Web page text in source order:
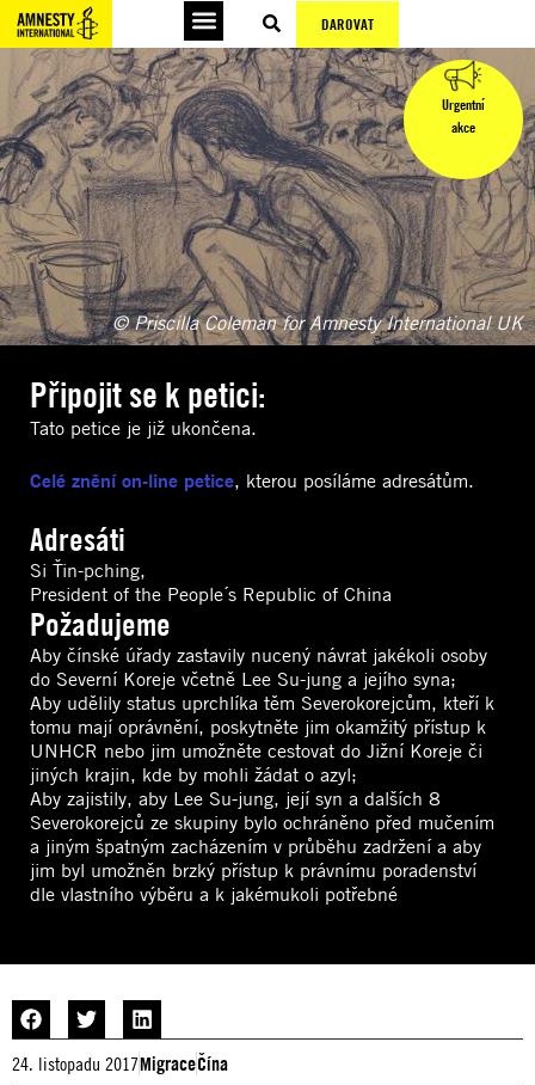
DAROVAT
Urgentní
akce
© Priscilla Coleman for Amnesty International UK
24. listopadu 2017MigraceČína
Připojit se k petici:
Tato petice je již ukončena.
Celé znění on-line petice, kterou posíláme adresátům.
Adresáti
Si Ťin-pching,
President of the People´s Republic of China
Požadujeme
Aby čínské úřady zastavily nucený návrat jakékoli osoby
do Severní Koreje včetně Lee Su-jung a jejího syna;
Aby udělily status uprchlíka těm Severokorejcům, kteří k
tomu mají oprávnění, poskytněte jim okamžitý přístup k
UNHCR nebo jim umožněte cestovat do Jižní Koreje či
jiných krajin, kde by mohli žádat o azyl;
Aby zajistily, aby Lee Su-jung, její syn a dalších 8
Severokorejců ze skupiny bylo ochráněno před mučením
a jiným špatným zacházením v průběhu zadržení a aby
jim byl umožněn brzký přístup k právnímu poradenství
dle vlastního výběru a k jakémukoli potřebné